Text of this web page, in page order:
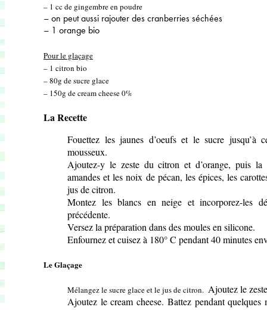
– 1 cc de gingembre en poudre
– on peut aussi rajouter des cranberries séchées
– 1 orange bio
Pour le glaçage
– 1 citron bio
– 80g de sucre glace
– 150g de cream cheese 0%
La Recette
Fouettez les jaunes d’oeufs et le sucre jusqu’à
mousseux.
Ajoutez-y le zeste du citron et d’orange, puis
amandes et les noix de pécan, les épices, les
jus de citron.
Montez les blancs en neige et incorporez-les
précédente.
Versez la préparation dans des moules en silicone.
Enfournez et cuisez à 180° C pendant 40 minutes
Le Glaçage
Mélangez le sucre glace et le jus de citron. Ajoutez le
Ajoutez le cream cheese. Battez pendant quelques